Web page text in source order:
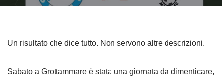
Un risultato che dice tutto. Non servono altre descrizioni.
Sabato a Grottammare è stata una giornata da dimenticare,